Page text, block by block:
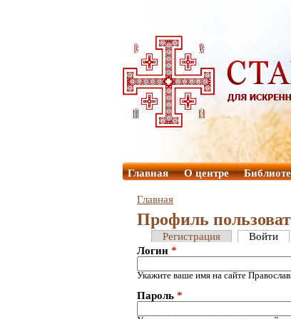
Главная О центре
Главная
Профиль
Регистрация Войти
Логин *
Укажите ваше имя на сайте
Пароль *